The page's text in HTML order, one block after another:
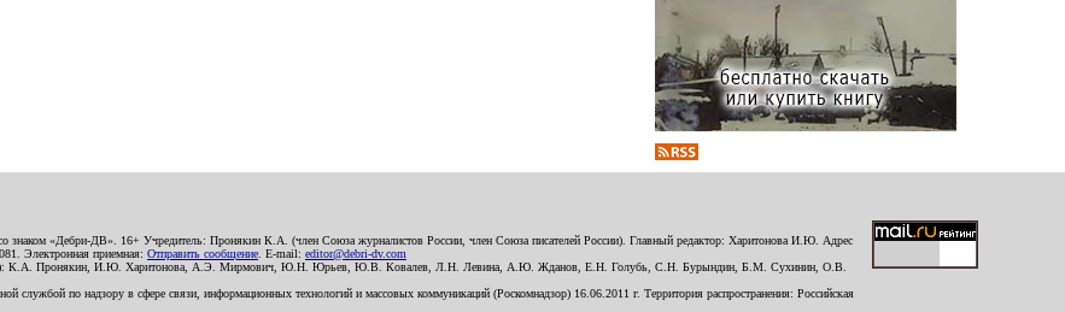
со знаком «Дебри-ДВ». 16+ Учредитель: Пронякин К.А. (член Союза журналистов России, член Союза писателей России). Главный редактор: Харитонова И.Ю. Адрес
Электронная приемная: Отправить сообщение . E-mail: editor@debri-dv.com
К.А. Пронякин, И.Ю. Харитонова, А.Э. Мирмович, Ю.Н. Юрьев, Ю.В. Ковалев, Л.Н. Левина, А.Ю. Жданов, Е.Н. Голубь, С.Н. Бурындин, Б.М. Сухинин, О.В.
службой по надзору в сфере связи, информационных технологий и массовых коммуникаций (Роскомнадзор) 16.06.2011 г. Территория распространения: Российская